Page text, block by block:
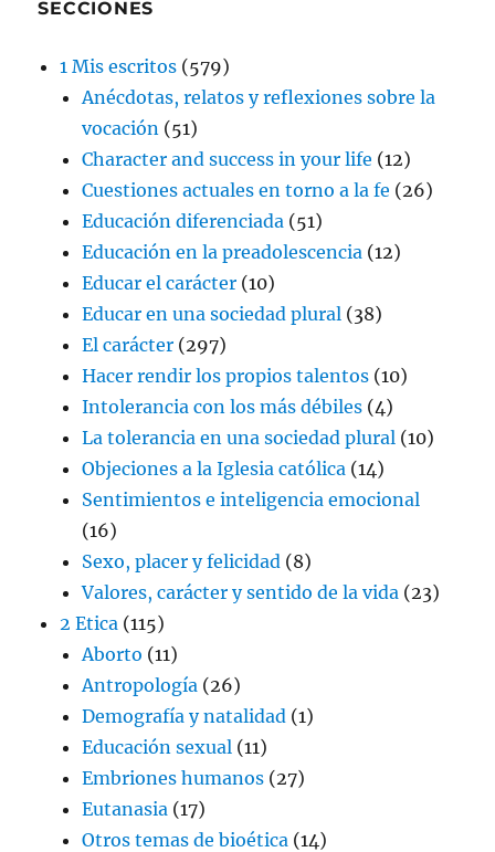
SECCIONES
1 Mis escritos (579)
Anécdotas, relatos y reflexiones sobre la
vocación (51)
Character and success in your life (12)
Cuestiones actuales en torno a la fe (26)
Educación diferenciada (51)
Educación en la preadolescencia (12)
Educar el carácter (10)
Educar en una sociedad plural (38)
El carácter (297)
Hacer rendir los propios talentos (10)
Intolerancia con los más débiles (4)
La tolerancia en una sociedad plural (10)
Objeciones a la Iglesia católica (14)
Sentimientos e inteligencia emocional
(16)
Sexo, placer y felicidad (8)
Valores, carácter y sentido de la vida (23)
2 Etica (115)
Aborto (11)
Antropología (26)
Demografía y natalidad (1)
Educación sexual (11)
Embriones humanos (27)
Eutanasia (17)
Otros temas de bioética (14)